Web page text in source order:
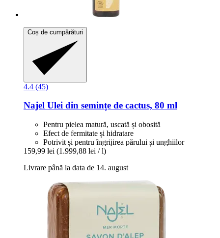
Coș de cumpărături
4.4 (45)
Najel Ulei din semințe de cactus, 80 ml
Pentru pielea matură, uscată și obosită
Efect de fermitate și hidratare
Potrivit și pentru îngrijirea părului și unghiilor
159,99 lei (1.999,88 lei / l)
Livrare până la data de 14. august